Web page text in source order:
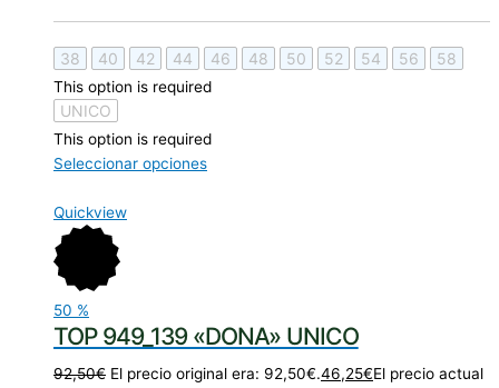
38 40 42 44 46 48 50 52 54 56 58
This option is required
UNICO
This option is required
Seleccionar opciones
Quickview
50 %
TOP 949_139 «DONA» UNICO
92,50€ El precio original era: 92,50€.46,25€El precio actual